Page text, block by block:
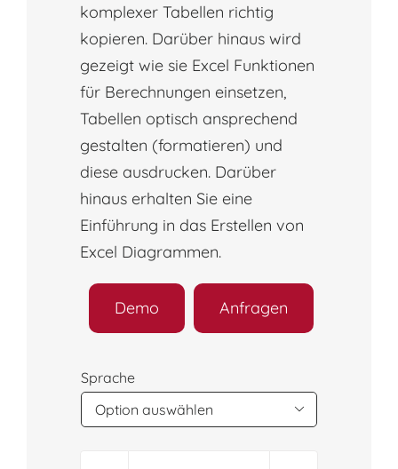
komplexer Tabellen richtig
kopieren. Darüber hinaus wird
gezeigt wie sie Excel Funktionen
für Berechnungen einsetzen,
Tabellen optisch ansprechend
gestalten (formatieren) und
diese ausdrucken. Darüber
hinaus erhalten Sie eine
Einführung in das Erstellen von
Excel Diagrammen.
Demo Anfragen
Sprache
